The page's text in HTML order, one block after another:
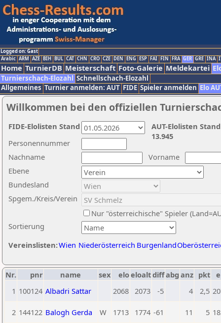
Logged on: Gast
Arabic ARM AZE BIH BUL CAT CHN CRO CZE DEN ENG ESP FAI FIN FRA GER GRE INA
Home TurnierDB Meisterschaft Foto-Galerie Meldekartei
Turnierschach-Elozahl Schnellschach-Elozahl
Allgemeines Turnier anmelden: AUT FIDE Spieler anmelden Elo
Willkommen bei den offiziellen
Nachname
Vorname
Ebene
Sortierung
Personennummer
Bundesland
Spgem./Kreis/Verein
Nur "österreichische" Spieler
Vereinslisten:Wien Niederösterreich Burgenland
AUT-Elolisten
13.945
FIDE-Elolisten Stand
Nr. pnr name sex eloeloaltdiffabg anz pkt
1 100124 Albadri Sattar 2068 2073 -5 4 2,5
2 144122 Balogh Gerda W 1713 1774 -61 11 5